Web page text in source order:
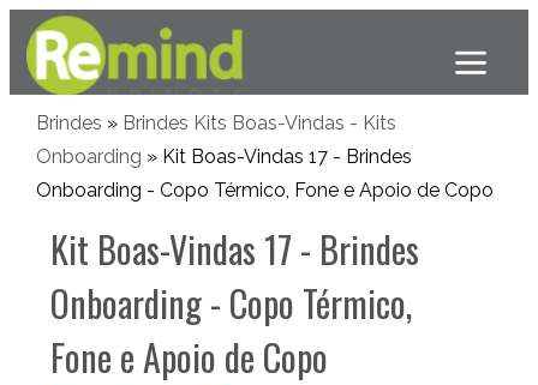
Brindes » Brindes Kits Boas-Vindas - Kits
Onboarding » Kit Boas-Vindas 17 - Brindes
Onboarding - Copo Térmico, Fone e Apoio de Copo
Kit Boas-Vindas 17 - Brindes
Onboarding - Copo Térmico,
Fone e Apoio de Copo